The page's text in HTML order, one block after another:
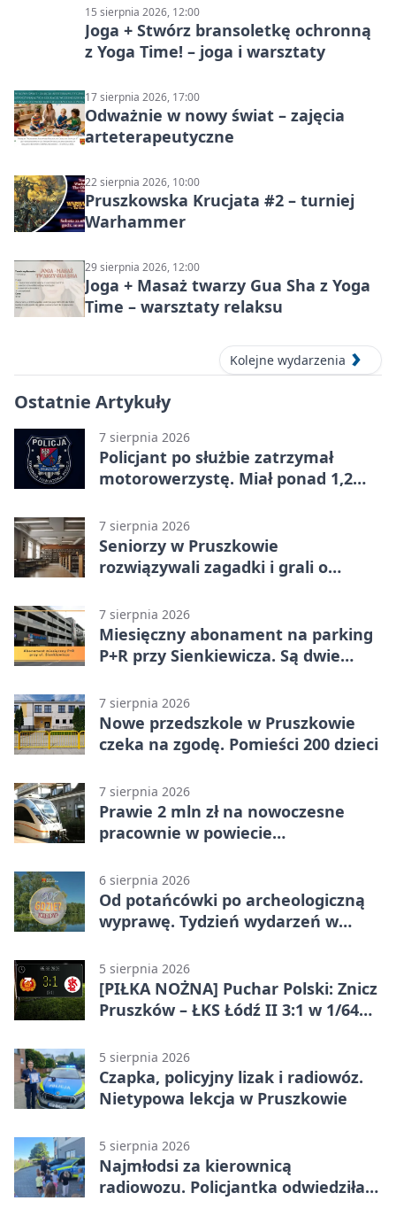
15 sierpnia 2026, 12:00
Joga + Stwórz bransoletkę ochronną
z Yoga Time! – joga i warsztaty
17 sierpnia 2026, 17:00
Odważnie w nowy świat – zajęcia
arteterapeutyczne
22 sierpnia 2026, 10:00
Pruszkowska Krucjata #2 – turniej
Warhammer
29 sierpnia 2026, 12:00
Joga + Masaż twarzy Gua Sha z Yoga
Time – warsztaty relaksu
Kolejne wydarzenia
Ostatnie Artykuły
7 sierpnia 2026
Policjant po służbie zatrzymał
motorowerzystę. Miał ponad 1,2
7 sierpnia 2026
Seniorzy w Pruszkowie
rozwiązywali zagadki i grali o
7 sierpnia 2026
Miesięczny abonament na parking
P+R przy Sienkiewicza. Są dwie
7 sierpnia 2026
Nowe przedszkole w Pruszkowie
czeka na zgodę. Pomieści 200 dzieci
7 sierpnia 2026
Prawie 2 mln zł na nowoczesne
pracownie w powiecie
6 sierpnia 2026
Od potańcówki po archeologiczną
wyprawę. Tydzień wydarzeń w
5 sierpnia 2026
[PIŁKA NOŻNA] Puchar Polski: Znicz
Pruszków – ŁKS Łódź II 3:1 w 1/64
5 sierpnia 2026
Czapka, policyjny lizak i radiowóz.
Nietypowa lekcja w Pruszkowie
5 sierpnia 2026
Najmłodsi za kierownicą
radiowozu. Policjantka odwiedziła